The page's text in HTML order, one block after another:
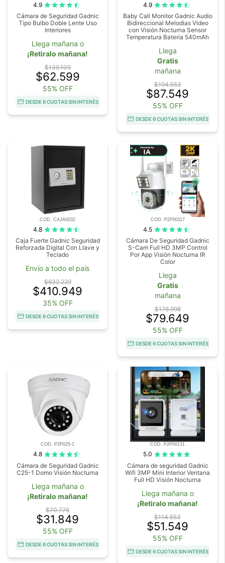
4.9
Cámara de Seguridad Gadnic
Tipo Bulbo Doble Lente Uso
Interiores
Llega mañana o
¡Retiralo mañana!
$139.109
$62.599
55% OFF
DESDE 6 CUOTAS SIN INTERÉS
4.9
Baby Call Monitor Gadnic Audio
Bidireccional Melodias Video
con Visión Nocturna Sensor
Temperatura Bateria 540mAh
Llega
Gratis
mañana
$194.553
$87.549
55% OFF
DESDE 6 CUOTAS SIN INTERÉS
COD. CAJA0032
4.8
Caja Fuerte Gadnic Seguridad
Reforzada Digital Con Llave y
Teclado
Envío a todo el país
$632.229
$410.949
35% OFF
DESDE 6 CUOTAS SIN INTERÉS
COD. P2P00117
4.5
Cámara De Seguridad Gadnic
S-Cam Full HD 3MP Control
Por App Visión Nocturna IR
Color
Llega
Gratis
mañana
$176.998
$79.649
55% OFF
DESDE 6 CUOTAS SIN INTERÉS
COD. P2P025-1
4.8
Cámara de Seguridad Gadnic
C25-1 Domo Visión Nocturna
Llega mañana o
¡Retiralo mañana!
$70.776
$31.849
55% OFF
DESDE 6 CUOTAS SIN INTERÉS
COD. P2P00131
5.0
Cámara de seguridad Gadnic
Wifi 3MP Mini Interior Ventana
Full HD Visión Nocturna
Llega mañana o
¡Retiralo mañana!
$114.553
$51.549
55% OFF
DESDE 6 CUOTAS SIN INTERÉS